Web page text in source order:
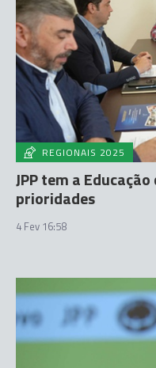
REGIONAIS 2025
JPP tem a
prioridades
4 Fev 16:58